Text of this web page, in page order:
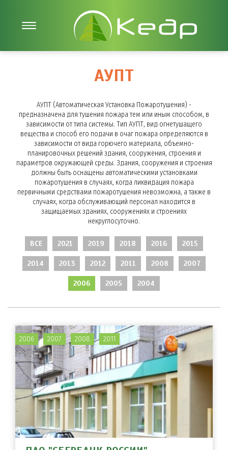
АУПТ
АУПТ (Автоматическая Установка Пожаротушения) -
предназначена для тушения пожара тем или иным способом, в
зависимости от типа системы. Тип АУПТ, вид огнетушащего
вещества и способ его подачи в очаг пожара определяются в
зависимости от вида горючего материала, объемно-
планировочных решений здания, сооружения, строения и
параметров окружающей среды. Здания, сооружения и строения
должны быть оснащены автоматическими установками
пожаротушения в случаях, когда ликвидация пожара
первичными средствами пожаротушения невозможна, а также в
случаях, когда обслуживающий персонал находится в
защищаемых зданиях, сооружениях и строениях
некруглосуточно.
ВСЕ 2021 2019 2018 2016 2015
2014 2013 2012 2011 2008 2007
2006 2005 2004
2006 2007 2008 2011